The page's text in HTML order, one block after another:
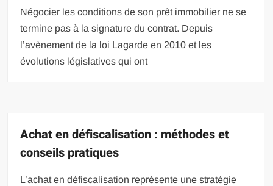
Négocier les conditions de son prêt immobilier ne se
termine pas à la signature du contrat. Depuis
l’avènement de la loi Lagarde en 2010 et les
évolutions législatives qui ont
Achat en défiscalisation : méthodes et
conseils pratiques
L’achat en défiscalisation représente une stratégie